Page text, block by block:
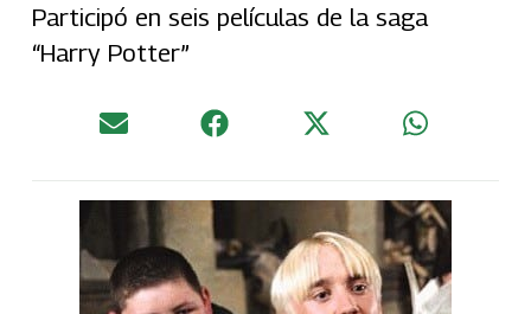
Participó en seis películas de la saga
“Harry Potter”